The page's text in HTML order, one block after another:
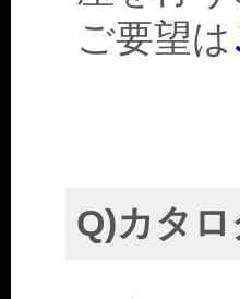
ご要望は
Q)カタ